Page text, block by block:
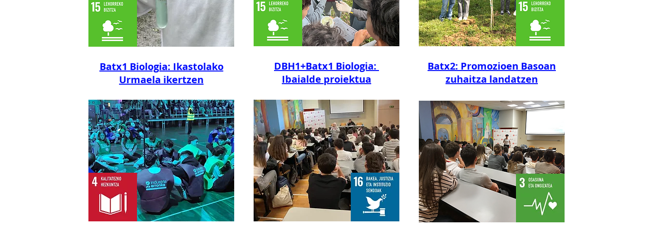
Batx1 Biologia: Ikastolako
Urmaela ikertzen
DBH1+Batx1 Biologia:
Ibaialde proiektua
Batx2: Promozioen Basoan
zuhaitza landatzen